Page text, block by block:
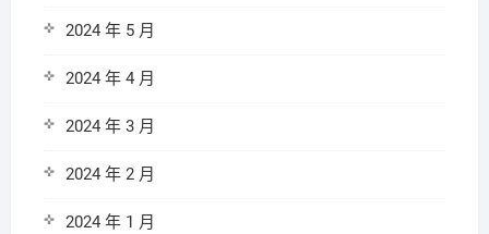
2024 年 5 月
2024 年 4 月
2024 年 3 月
2024 年 2 月
2024 年 1 月